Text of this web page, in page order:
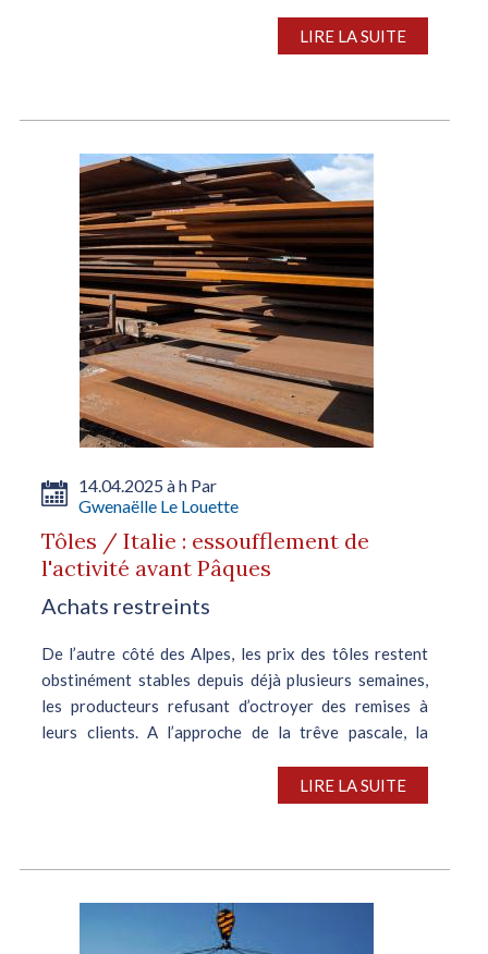
allemand, a scellé, mercredi 9 avril, un accord de
LIRE LA SUITE
14.04.2025 à h Par
Gwenaëlle Le Louette
Tôles / Italie : essoufflement de
l'activité avant Pâques
Achats restreints
De l’autre côté des Alpes, les prix des tôles restent
obstinément stables depuis déjà plusieurs semaines,
les producteurs refusant d’octroyer des remises à
leurs clients. A l’approche de la trêve pascale, la
LIRE LA SUITE